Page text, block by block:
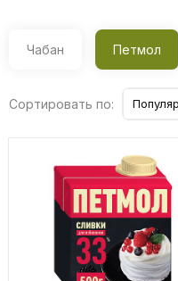
Чабан Петмол
Сортировать по: